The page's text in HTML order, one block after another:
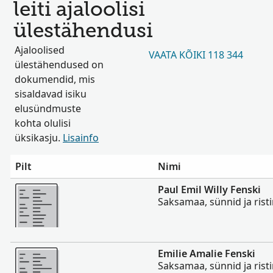
leiti ajaloolisi
ülestähendusi
Ajaloolised
ülestähendused on
dokumendid, mis
sisaldavad isiku
elusündmuste
kohta olulisi
üksikasju. Lisainfo
VAATA KÕIKI 118 344
Pilt
Nimi
Rohkem
Paul Emil Willy Fenski
Saksamaa, sünnid ja
Rohkem
Emilie Amalie Fenski
Saksamaa, sünnid ja